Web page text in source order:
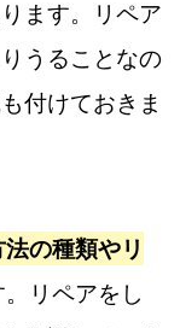
ます。リペア
うることなの
付けておきま
の種類やリ
リペアをし